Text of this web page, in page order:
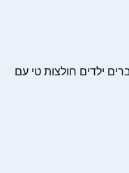
ילדים חולצות טי עם